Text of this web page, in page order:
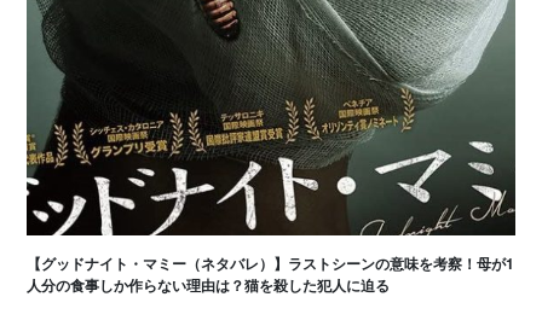
【グッドナイト・マミー（ネタバレ）】ラストシーンの意味を考察！母が1
人分の食事しか作らない理由は？猫を殺した犯人に迫る